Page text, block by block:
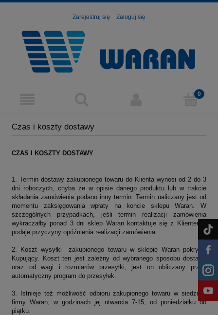
Zarejestruj się Zaloguj się
Czas i koszty dostawy
CZAS I KOSZTY DOSTAWY
1. Termin dostawy zakupionego towaru do Klienta wynosi od 2 do 3
dni roboczych, chyba że w opisie danego produktu lub w trakcie
składania zamówienia podano inny termin. Termin naliczany jest od
momentu zaksięgowania wpłaty na koncie sklepu Waran. W
szczególnych przypadkach, jeśli termin realizacji zamówienia
wykraczałby ponad 3 dni sklep Waran kontaktuje się z Klientem i
podaje przyczyny opóźnienia realizacji zamówienia.
2. Koszt wysyłki zakupionego towaru w sklepie Waran pokrywa
Kupujący. Koszt ten jest zależny od wybranego sposobu dostawy
oraz od wagi i rozmiarów przesyłki, jest on obliczany przez
automatyczny program do przesyłek.
3. Istnieje też możliwość odbioru zakupionego towaru w siedzibie
firmy Waran, w godzinach jej otwarcia 7-15, od poniedziałku do
piątku.